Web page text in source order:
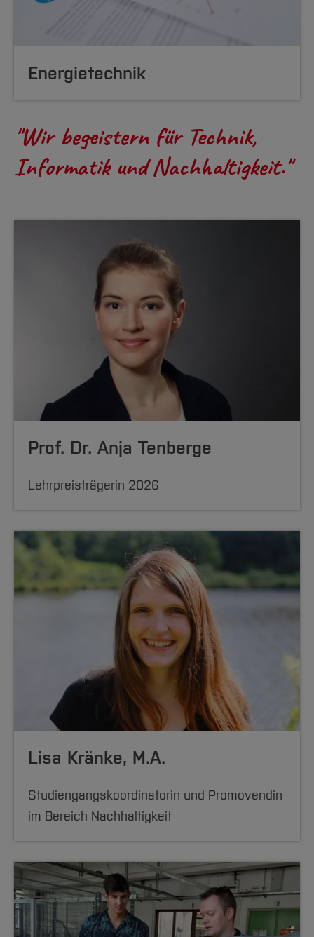
Energietechnik
"Wir begeistern für Technik,
Informatik und Nachhaltigkeit."
Prof. Dr. Anja Tenberge
Lehrpreisträgerin 2026
Lisa Kränke, M.A.
Studiengangskoordinatorin und Promovendin
im Bereich Nachhaltigkeit